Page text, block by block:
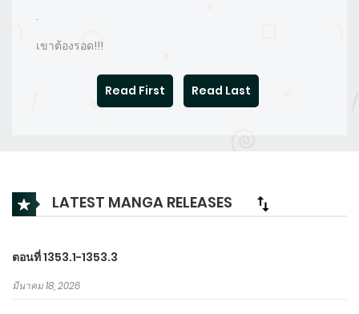
.
เขาต้องรอด!!!
Read First Read Last
LATEST MANGA RELEASES
ตอนที่ 1353.1-1353.3
มีนาคม 18, 2026